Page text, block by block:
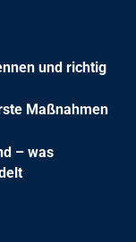
und richtig
Maßnahmen
– was